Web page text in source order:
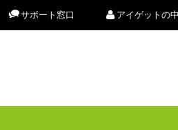
サポート窓口 アイゲットの